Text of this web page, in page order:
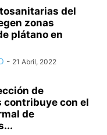
del
zonas
plátano en
- 21 Abril, 2022
de
contribuye con el
de